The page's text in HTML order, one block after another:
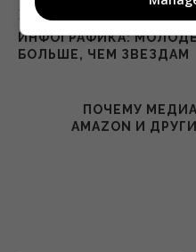
Предыдущий пост
ИНФОГРАФИКА:
БОЛЬШЕ, ЧЕМ ЗВЕЗДАМ
ПОЧЕМУ
AMAZON И